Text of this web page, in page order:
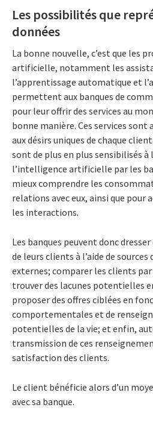
Les possibilités que
données
La bonne nouvelle, c’est que les
artificielle, notamment les
l’apprentissage automatique et
permettent aux banques de
pour leur offrir des services au
bonne manière. Ces services sont
aux désirs uniques de chaque
sont de plus en plus sensibilisés
l’intelligence artificielle par les
mieux comprendre les
relations avec eux, ainsi que pour
les interactions.
Les banques peuvent donc
de leurs clients à l’aide de
externes; comparer les clients
trouver des lacunes potentielles
proposer des offres ciblées en
comportementales et de
potentielles de la vie; et enfin,
transmission de ces
satisfaction des clients.
Le client bénéficie alors d’un
avec sa banque.